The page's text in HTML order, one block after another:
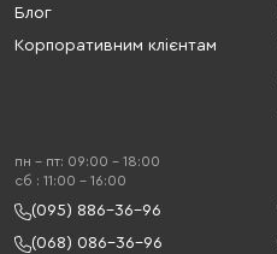
Блог
Корпоративним клієнтам
пн - пт: 09:00 - 18:00
cб : 11:00 - 16:00
(095) 886-36-96
(068) 086-36-96